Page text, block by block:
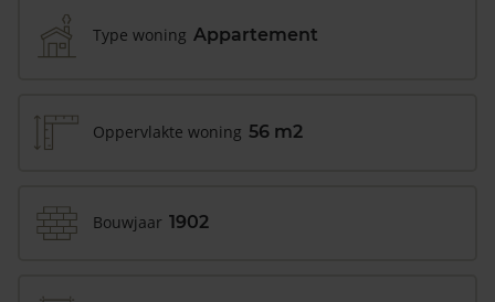
Type woning Appartement
Oppervlakte woning 56 m2
Bouwjaar 1902